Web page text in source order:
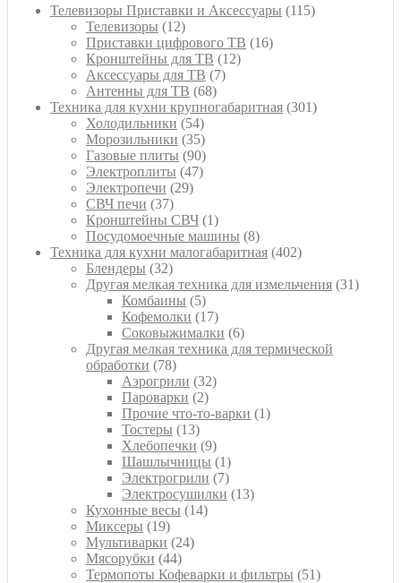
Телевизоры Приставки и Аксессуары 115115
Телевизоры 1212
товаров
Приставки цифрового ТВ 1616
Кронштейны для ТВ 1212
Аксессуары для ТВ 77
Антенны для ТВ 6868
товаров
Техника для кухни крупногабаритная 301301
Холодильники 5454
товара
Морозильники 3535
товаров
Газовые плиты 9090
товаров
Электроплиты 4747
Электропечи 2929
СВЧ печи 3737
товаров
Кронштейны СВЧ 11
товар
Посудомоечные машины 88
товаров
Техника для кухни малогабаритная 402402
Блендеры 3232
товара
Другая мелкая техника для измельчения 3131
Комбаины 55
товаров
Кофемолки 1717
товаров
Соковыжималки 66
товаров
Другая мелкая техника для термической
обработки
7878
товаров
Аэрогрили 3232
Пароварки 22
товара
Прочие что-то-варки 11
Тостеры 1313
товаров
Хлебопечки 99
товаров
Шашлычницы 11
товар
Электрогрили 77
товаров
Электросушилки 1313
Кухонные весы 1414
Миксеры 1919
товаров
Мультиварки 2424
Мясорубки 4444
товара
Термопоты Кофеварки и фильтры 5151